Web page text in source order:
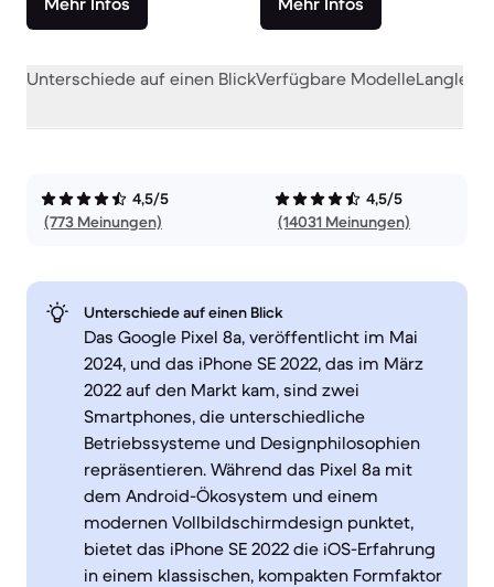
Unterschiede auf einen BlickVerfügbare Modelle
4,5/5
(773 Meinungen)
4,5/5
(14031 Meinungen)
Unterschiede auf einen Blick
Das Google Pixel 8a, veröffentlicht im Mai
2024, und das iPhone SE 2022, das im März
2022 auf den Markt kam, sind zwei
Smartphones, die unterschiedliche
Betriebssysteme und Designphilosophien
repräsentieren. Während das Pixel 8a mit
dem Android-Ökosystem und einem
modernen Vollbildschirmdesign punktet,
bietet das iPhone SE 2022 die iOS-Erfahrung
in einem klassischen, kompakten Formfaktor